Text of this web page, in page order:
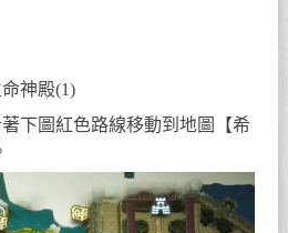
神殿(1)
下圖紅色路線移動到地圖【希